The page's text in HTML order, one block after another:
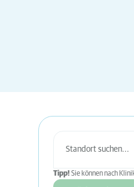
Tipp! Sie können nach